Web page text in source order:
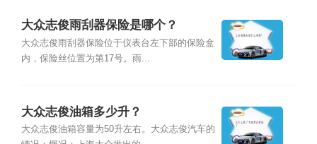
大众志俊雨刮器保险是哪个？
大众志俊雨刮器保险位于仪表台左下部的保险盒
内，保险丝位置为第17号。雨...
大众志俊油箱多少升？
大众志俊油箱容量为50升左右。大众志俊汽车的